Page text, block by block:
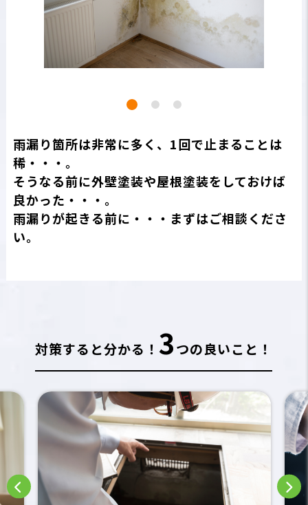
雨漏り箇所は非常に多く、1回で止まることは
稀・・・。
そうなる前に外壁塗装や屋根塗装をしておけば
良かった・・・。
雨漏りが起きる前に・・・まずはご相談くださ
い。
対策すると分かる！ 3つの良いこと！